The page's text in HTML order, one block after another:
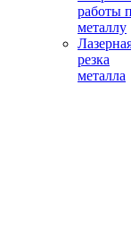
работы
металлу
резка
металла